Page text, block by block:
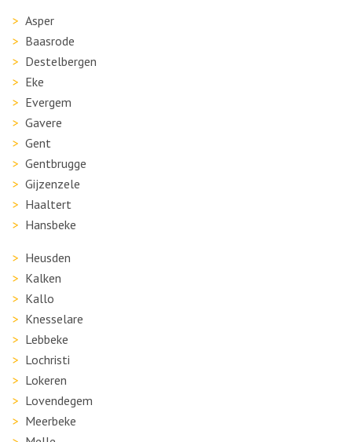
Asper
Baasrode
Destelbergen
Eke
Evergem
Gavere
Gent
Gentbrugge
Gijzenzele
Haaltert
Hansbeke
Heusden
Kalken
Kallo
Knesselare
Lebbeke
Lochristi
Lokeren
Lovendegem
Meerbeke